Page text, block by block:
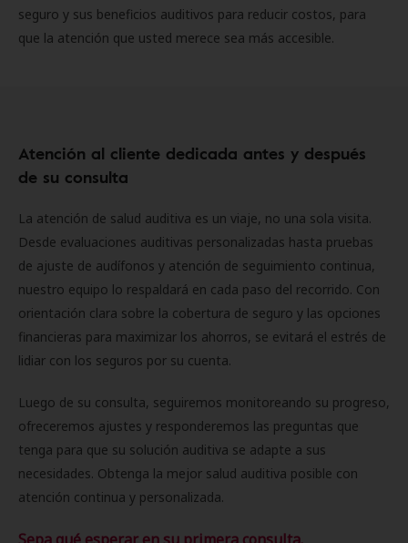
seguro y sus beneficios auditivos para reducir costos, para
que la atención que usted merece sea más accesible.
Atención al cliente dedicada antes y después
de su consulta
La atención de salud auditiva es un viaje, no una sola visita.
Desde evaluaciones auditivas personalizadas hasta pruebas
de ajuste de audífonos y atención de seguimiento continua,
nuestro equipo lo respaldará en cada paso del recorrido. Con
orientación clara sobre la cobertura de seguro y las opciones
financieras para maximizar los ahorros, se evitará el estrés de
lidiar con los seguros por su cuenta.
Luego de su consulta, seguiremos monitoreando su progreso,
ofreceremos ajustes y responderemos las preguntas que
tenga para que su solución auditiva se adapte a sus
necesidades. Obtenga la mejor salud auditiva posible con
atención continua y personalizada.